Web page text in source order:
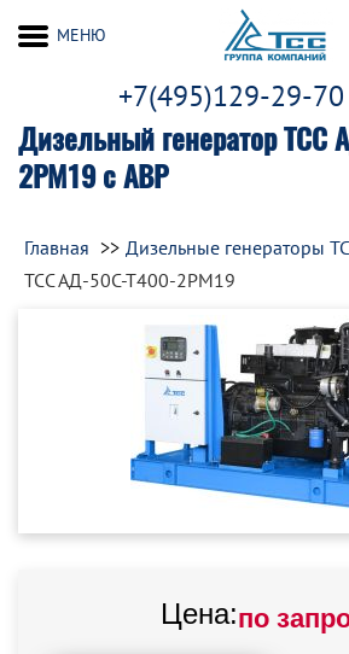
Дизельный генератор ТСС
2РМ19 с АВР
+7(495)129-29-70
МЕНЮ
Главная
Дизельные генераторы
ТСС АД-50С-Т400-2РМ19
Цена:по